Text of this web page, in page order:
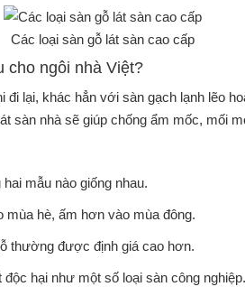
Các loại sàn gỗ lát sàn cao cấp
cho ngôi nhà Việt?
lại, khác hẳn với sàn gạch lạnh lẽo
sàn nhà sẽ giúp chống ẩm mốc, mối
mẫu nào giống nhau.
hè, ấm hơn vào mùa đông.
thường được định giá cao hơn.
hại như một số loại sàn công nghiệp.